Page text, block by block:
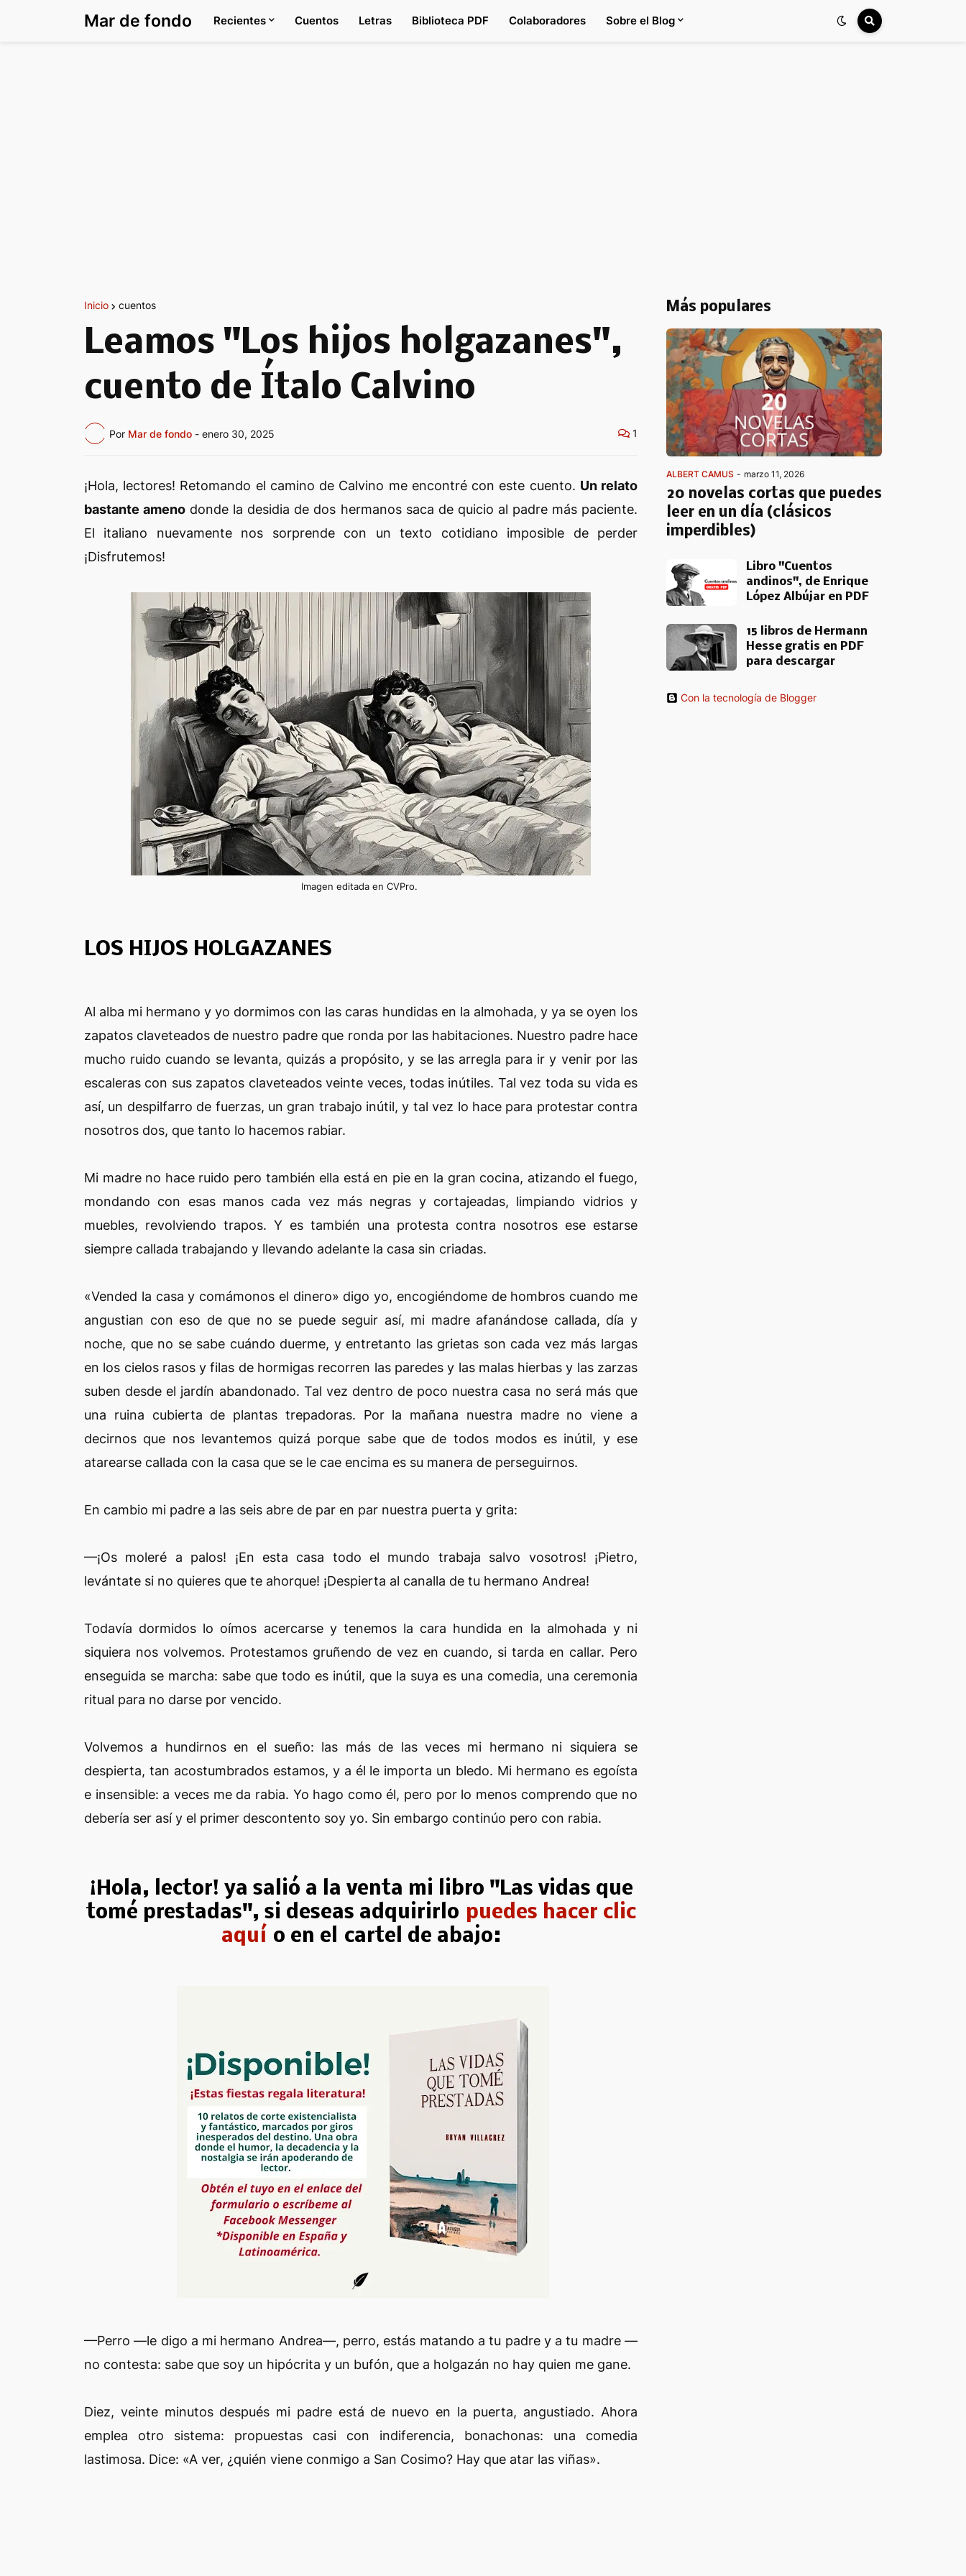
Mar de fondo Recientes Cuentos Letras Biblioteca PDF Colaboradores Sobre el Blog
Inicio cuentos
Leamos "Los hijos holgazanes",
cuento de Ítalo Calvino
Por Mar de fondo - enero 30, 2025 1
¡Hola, lectores! Retomando el camino de Calvino me encontré con este cuento. Un relato
bastante ameno donde la desidia de dos hermanos saca de quicio al padre más paciente.
El italiano nuevamente nos sorprende con un texto cotidiano imposible de perder
¡Disfrutemos!
Imagen editada en CVPro.
LOS HIJOS HOLGAZANES
Al alba mi hermano y yo dormimos con las caras hundidas en la almohada, y ya se oyen los
zapatos claveteados de nuestro padre que ronda por las habitaciones. Nuestro padre hace
mucho ruido cuando se levanta, quizás a propósito, y se las arregla para ir y venir por las
escaleras con sus zapatos claveteados veinte veces, todas inútiles. Tal vez toda su vida es
así, un despilfarro de fuerzas, un gran trabajo inútil, y tal vez lo hace para protestar contra
nosotros dos, que tanto lo hacemos rabiar.
Mi madre no hace ruido pero también ella está en pie en la gran cocina, atizando el fuego,
mondando con esas manos cada vez más negras y cortajeadas, limpiando vidrios y
muebles, revolviendo trapos. Y es también una protesta contra nosotros ese estarse
siempre callada trabajando y llevando adelante la casa sin criadas.
«Vended la casa y comámonos el dinero» digo yo, encogiéndome de hombros cuando me
angustian con eso de que no se puede seguir así, mi madre afanándose callada, día y
noche, que no se sabe cuándo duerme, y entretanto las grietas son cada vez más largas
en los cielos rasos y filas de hormigas recorren las paredes y las malas hierbas y las zarzas
suben desde el jardín abandonado. Tal vez dentro de poco nuestra casa no será más que
una ruina cubierta de plantas trepadoras. Por la mañana nuestra madre no viene a
decirnos que nos levantemos quizá porque sabe que de todos modos es inútil, y ese
atarearse callada con la casa que se le cae encima es su manera de perseguirnos.
En cambio mi padre a las seis abre de par en par nuestra puerta y grita:
—¡Os moleré a palos! ¡En esta casa todo el mundo trabaja salvo vosotros! ¡Pietro,
levántate si no quieres que te ahorque! ¡Despierta al canalla de tu hermano Andrea!
Todavía dormidos lo oímos acercarse y tenemos la cara hundida en la almohada y ni
siquiera nos volvemos. Protestamos gruñendo de vez en cuando, si tarda en callar. Pero
enseguida se marcha: sabe que todo es inútil, que la suya es una comedia, una ceremonia
ritual para no darse por vencido.
Volvemos a hundirnos en el sueño: las más de las veces mi hermano ni siquiera se
despierta, tan acostumbrados estamos, y a él le importa un bledo. Mi hermano es egoísta
e insensible: a veces me da rabia. Yo hago como él, pero por lo menos comprendo que no
debería ser así y el primer descontento soy yo. Sin embargo continúo pero con rabia.
¡Hola, lector! ya salió a la venta mi libro "Las vidas que
tomé prestadas", si deseas adquirirlo puedes hacer clic
aquí o en el cartel de abajo:
—Perro —le digo a mi hermano Andrea—, perro, estás matando a tu padre y a tu madre —
no contesta: sabe que soy un hipócrita y un bufón, que a holgazán no hay quien me gane.
Diez, veinte minutos después mi padre está de nuevo en la puerta, angustiado. Ahora
emplea otro sistema: propuestas casi con indiferencia, bonachonas: una comedia
lastimosa. Dice: «A ver, ¿quién viene conmigo a San Cosimo? Hay que atar las viñas».
Más populares
ALBERT CAMUS - marzo 11, 2026
20 novelas cortas que puedes
leer en un día (clásicos
imperdibles)
Libro "Cuentos
andinos", de Enrique
López Albújar en PDF
15 libros de Hermann
Hesse gratis en PDF
para descargar
Con la tecnología de Blogger